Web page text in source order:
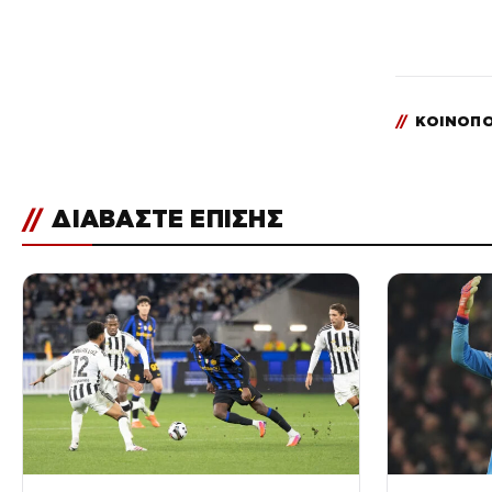
//
// ΔΙΑΒΑΣΤΕ ΕΠΙΣΗΣ